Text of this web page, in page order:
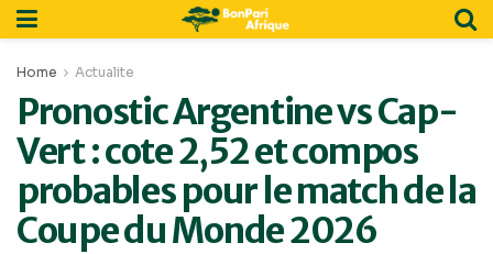
Home Actualite
Pronostic Argentine vs Cap-
Vert : cote 2,52 et compos
probables pour le match de la
Coupe du Monde 2026